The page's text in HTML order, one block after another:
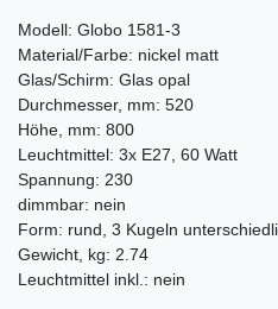
Modell: Globo 1581-3
Material/Farbe: nickel matt
Glas/Schirm: Glas opal
Durchmesser, mm: 520
Höhe, mm: 800
Leuchtmittel: 3x E27, 60 Watt
Spannung: 230
dimmbar: nein
Form: rund, 3 Kugeln
Gewicht, kg: 2.74
Leuchtmittel inkl.: nein